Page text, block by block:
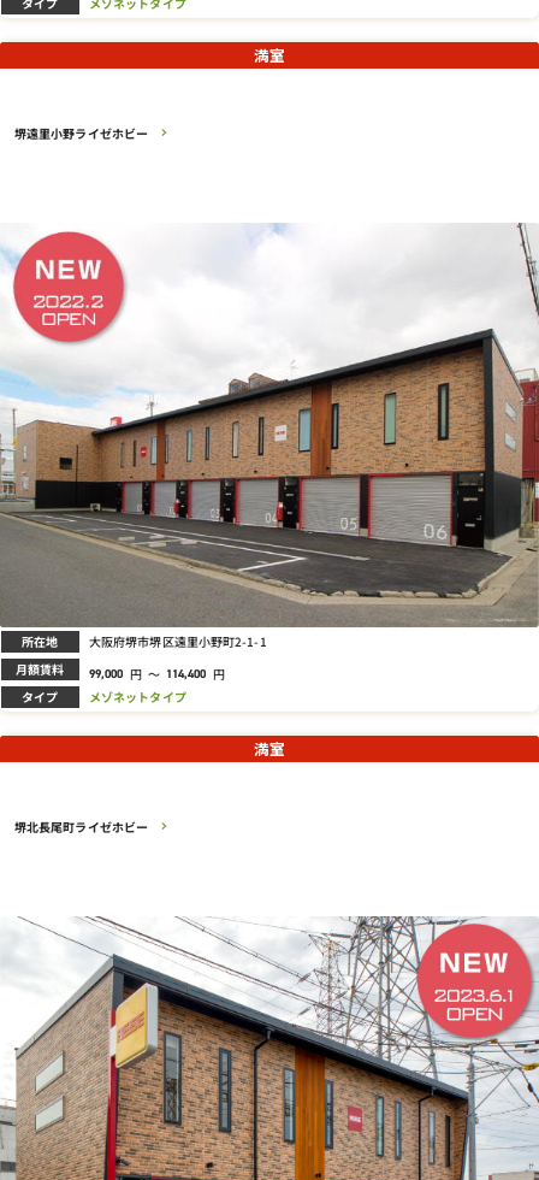
堺遠里小野ライゼホビー
満室
所在地 大阪府堺市堺区遠里小野町2-1-1
月額賃料 99,000 円 ～ 114,400 円
タイプ メゾネットタイプ
堺北長尾町ライゼホビー
満室